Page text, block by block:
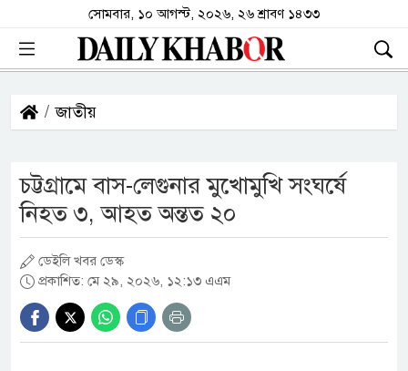
সোমবার, ১০ আগস্ট, ২০২৬, ২৬ শ্রাবণ ১৪৩৩
জাতীয়
চট্টগ্রামে বাস-লেগুনার মুখোমুখি সংঘর্ষে
নিহত ৩, আহত অন্তত ২০
ডেইলি খবর ডেস্ক
প্রকাশিত: মে ২৯, ২০২৬, ১২:১৩ এএম